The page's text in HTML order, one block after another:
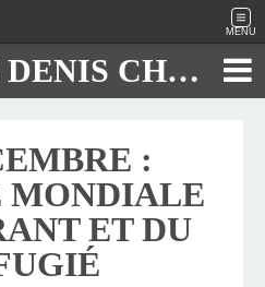
MENU
JOURNAL DE DENIS CHAUTARD
:
MONDIALE
ET DU